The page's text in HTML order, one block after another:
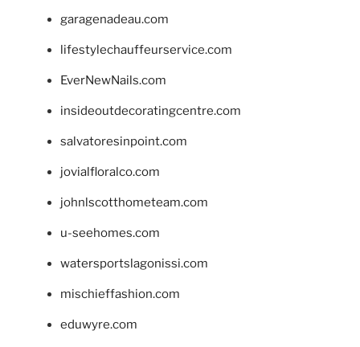
garagenadeau.com
lifestylechauffeurservice.com
EverNewNails.com
insideoutdecoratingcentre.com
salvatoresinpoint.com
jovialfloralco.com
johnlscotthometeam.com
u-seehomes.com
watersportslagonissi.com
mischieffashion.com
eduwyre.com